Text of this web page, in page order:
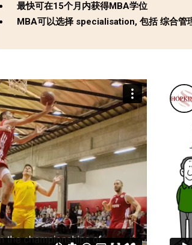
最快可在15个月内获得MBA学位
MBA可以选择 specialisation, 包括 综合管